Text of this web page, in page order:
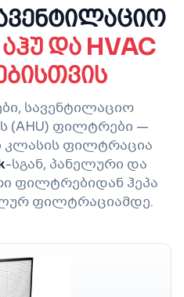
აჰუ და HVAC
სავენტილაციო
(AHU) ფილტრები —
ფილტრაცია
-სგან, პანელური და
ფილტრებიდან ჰეპა
ფილტრაციამდე.